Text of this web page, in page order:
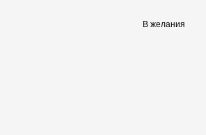
В желания